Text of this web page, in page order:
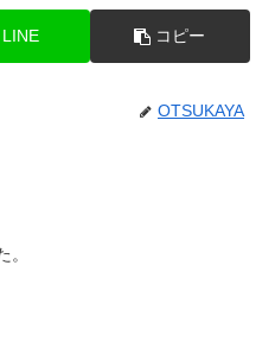
LINE コピー
OTSUKAYA
。